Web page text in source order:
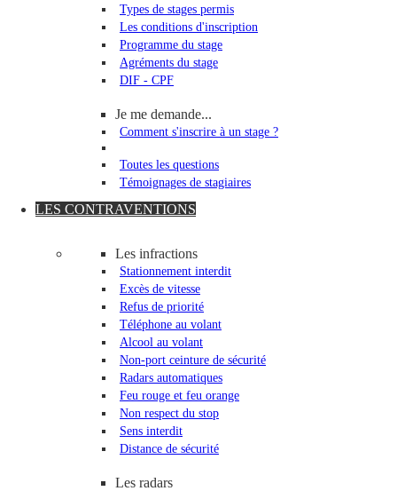
Types de stages permis
Les conditions d'inscription
Programme du stage
Agréments du stage
DIF - CPF
Je me demande...
Comment s'inscrire à un stage ?
Toutes les questions
Témoignages de stagiaires
LES CONTRAVENTIONS
Les infractions
Stationnement interdit
Excès de vitesse
Refus de priorité
Téléphone au volant
Alcool au volant
Non-port ceinture de sécurité
Radars automatiques
Feu rouge et feu orange
Non respect du stop
Sens interdit
Distance de sécurité
Les radars